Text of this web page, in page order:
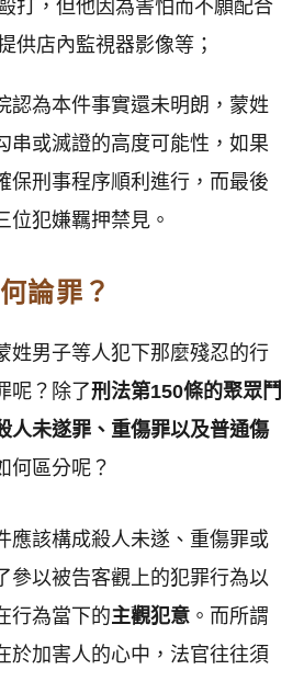
打，但他因為害怕而不願配合
供店內監視器影像等；
認為本件事實還未明朗，蒙姓
串或滅證的高度可能性，如果
保刑事程序順利進行，而最後
位犯嫌羈押禁見。
論罪？
姓男子等人犯下那麼殘忍的行
呢？除了刑法第150條的聚眾鬥
人未遂罪、重傷罪以及普通傷
何區分呢？
應該構成殺人未遂、重傷罪或
參以被告客觀上的犯罪行為以
行為當下的主觀犯意 。而所謂
於加害人的心中，法官往往須